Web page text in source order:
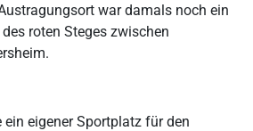
war damals noch ein
roten Steges zwischen
ein eigener Sportplatz für den